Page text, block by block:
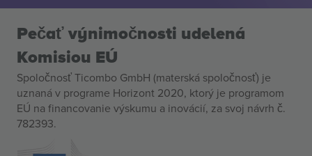
Pečať výnimočnosti udelená
Komisiou EÚ
Spoločnosť Ticombo GmbH (materská spoločnosť) je
uznaná v programe Horizont 2020, ktorý je programom
EÚ na financovanie výskumu a inovácií, za svoj návrh č.
782393.